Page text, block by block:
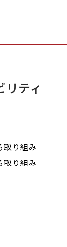
リティ
取り組み
取り組み